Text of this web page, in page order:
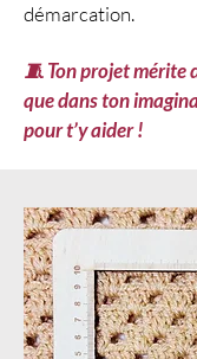
démarcation.
🧵 Ton projet mérite
que dans ton
pour t’y aider !